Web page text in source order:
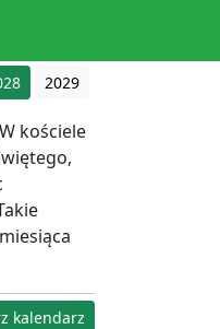
2029
kościele
kalendarz